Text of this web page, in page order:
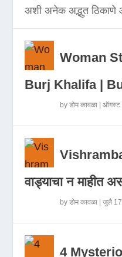
अशी अनेक अद्भुत ठिकाणे
Woman
Burj Khalifa |
byडोम कावळा |ऑगस्ट
वाड्याचा न माहीत
byडोम कावळा |जुलै
4